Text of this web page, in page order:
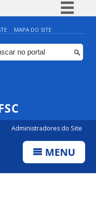
Simplifique!
Comunica BR
Participe
MAPA DO SITE
Administradores do Site
MENU